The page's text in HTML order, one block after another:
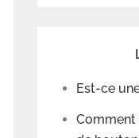
Est-ce
Comment